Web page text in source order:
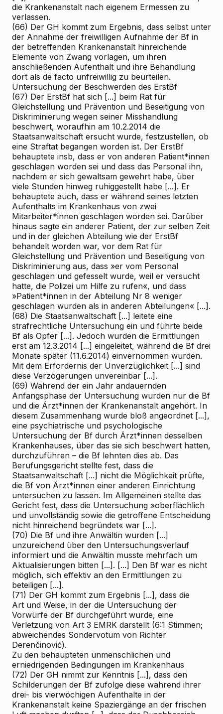
die Krankenanstalt nach eigenem Ermessen zu
verlassen.
(66) Der GH kommt zum Ergebnis, dass selbst unter
der Annahme der freiwilligen Aufnahme der Bf in
der betreffenden Krankenanstalt hinreichende
Elemente von Zwang vorlagen, um ihren
anschließenden Aufenthalt und ihre Behandlung
dort als de facto unfreiwillig zu beurteilen.
Untersuchung der Beschwerden des ErstBf
(67) Der ErstBf hat sich [...] beim Rat für
Gleichstellung und Prävention und Beseitigung von
Diskriminierung wegen seiner Misshandlung
beschwert, woraufhin am 10.2.2014 die
Staatsanwaltschaft ersucht wurde, festzustellen, ob
eine Straftat begangen worden ist. Der ErstBf
behauptete insb, dass er von anderen Patient*innen
geschlagen worden sei und dass das Personal ihn,
nachdem er sich gewaltsam gewehrt habe, über
viele Stunden hinweg ruhiggestellt habe [...]. Er
behauptete auch, dass er während seines letzten
Aufenthalts im Krankenhaus von zwei
Mitarbeiter*innen geschlagen worden sei. Darüber
hinaus sagte ein anderer Patient, der zur selben Zeit
und in der gleichen Abteilung wie der ErstBf
behandelt worden war, vor dem Rat für
Gleichstellung und Prävention und Beseitigung von
Diskriminierung aus, dass »er vom Personal
geschlagen und gefesselt wurde, weil er versucht
hatte, die Polizei um Hilfe zu rufen«, und dass
»Patient*innen in der Abteilung Nr 8 weniger
geschlagen wurden als in anderen Abteilungen« [...].
(68) Die Staatsanwaltschaft [...] leitete eine
strafrechtliche Untersuchung ein und führte beide
Bf als Opfer [...]. Jedoch wurden die Ermittlungen
erst am 12.3.2014 [...] eingeleitet, während die Bf drei
Monate später (11.6.2014) einvernommen wurden.
Mit dem Erfordernis der Unverzüglichkeit [...] sind
diese Verzögerungen unvereinbar [...].
(69) Während der ein Jahr andauernden
Anfangsphase der Untersuchung wurden nur die Bf
und die Ärzt*innen der Krankenanstalt angehört. In
diesem Zusammenhang wurde bloß angeordnet [...],
eine psychiatrische und psychologische
Untersuchung der Bf durch Ärzt*innen desselben
Krankenhauses, über das sie sich beschwert hatten,
durchzuführen – die Bf lehnten dies ab. Das
Berufungsgericht stellte fest, dass die
Staatsanwaltschaft [...] nicht die Möglichkeit prüfte,
die Bf von Ärzt*innen einer anderen Einrichtung
untersuchen zu lassen. Im Allgemeinen stellte das
Gericht fest, dass die Untersuchung »oberflächlich
und unvollständig sowie die getroffene Entscheidung
nicht hinreichend begründet« war [...].
(70) Die Bf und ihre Anwältin wurden [...]
unzureichend über den Untersuchungsverlauf
informiert und die Anwältin musste mehrfach um
Aktualisierungen bitten [...]. [...] Den Bf war es nicht
möglich, sich effektiv an den Ermittlungen zu
beteiligen [...].
(71) Der GH kommt zum Ergebnis [...], dass die
Art und Weise, in der die Untersuchung der
Vorwürfe der Bf durchgeführt wurde, eine
Verletzung von Art 3 EMRK darstellt (6:1 Stimmen;
abweichendes Sondervotum von Richter
Derenčinović).
Zu den behaupteten unmenschlichen und
erniedrigenden Bedingungen im Krankenhaus
(72) Der GH nimmt zur Kenntnis [...], dass den
Schilderungen der Bf zufolge diese während ihrer
drei- bis vierwöchigen Aufenthalte in der
Krankenanstalt keine Spaziergänge an der frischen